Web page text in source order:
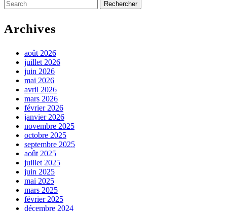
Search
for:
Archives
août 2026
juillet 2026
juin 2026
mai 2026
avril 2026
mars 2026
février 2026
janvier 2026
novembre 2025
octobre 2025
septembre 2025
août 2025
juillet 2025
juin 2025
mai 2025
mars 2025
février 2025
décembre 2024